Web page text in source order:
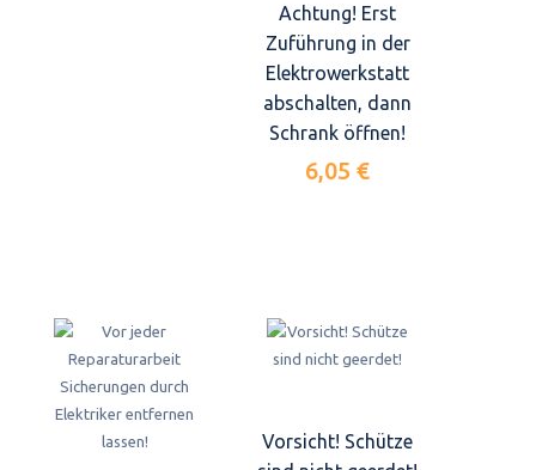
Achtung! Erst
Zuführung in der
Elektrowerkstatt
abschalten, dann
Schrank öffnen!
6,05 €
Vorsicht! Schütze